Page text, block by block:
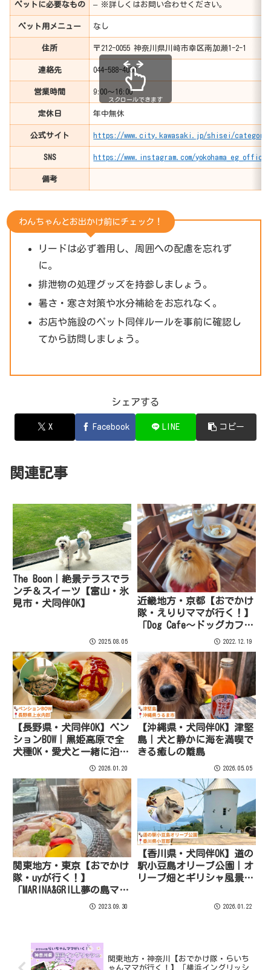
ペットに必要なもの – ※詳しくはお問い合わせください。
ペット用メニュー なし
住所 〒212-0055 神奈川県川崎市幸区南加瀬1-2-1
連絡先 044-588-4030
営業時間 9:00〜16:00
定休日 年中無休
公式サイト https://www.city.kawasaki.jp/shisei/category/
SNS https://www.instagram.com/
備考
スクロールできます
わんちゃんとお出かけ前にチェック！
リードは必ず着用し、周囲への配慮を忘れず
に。
排泄物の処理グッズを持参しましょう。
暑さ・寒さ対策や水分補給をお忘れなく。
お店や施設のペット同伴ルールを事前に確認し
てから訪問しましょう。
シェアする
X Facebook LINE コピー
関連記事
The Boon｜絶景テラスでラ
ンチ＆スイーツ【富山・氷
見市・犬同伴OK】
2025.08.05
近畿地方・京都【おでかけ
隊・えりりママが行く！】
「Dog Cafe～ドッグカフ
2022.12.19
【長野県・犬同伴OK】ペン
ションBOW｜黒姫高原で全
犬種OK・愛犬と一緒に泊ま
れるペット専用ペンショ
2026.01.20
【沖縄県・犬同伴OK】津堅
島｜犬と静かに海を満喫で
きる癒しの離島
2026.05.05
関東地方・東京【おでかけ
隊・uyが行く！】
「MARINA&GRILL夢の島マリ
ーナ」のご紹介！
2023.09.30
【香川県・犬同伴OK】道の
駅小豆島オリーブ公園｜オ
リーブ畑とギリシャ風景を
2026.01.22
関東地方・神奈川【おでかけ隊・らいち
ゃんママが行く！】「横浜イングリッシ